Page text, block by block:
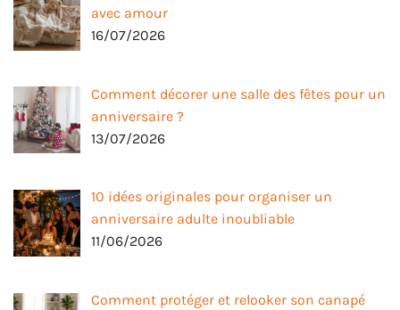
avec amour
16/07/2026
Comment décorer une salle des fêtes pour un
anniversaire ?
13/07/2026
10 idées originales pour organiser un
anniversaire adulte inoubliable
11/06/2026
Comment protéger et relooker son canapé